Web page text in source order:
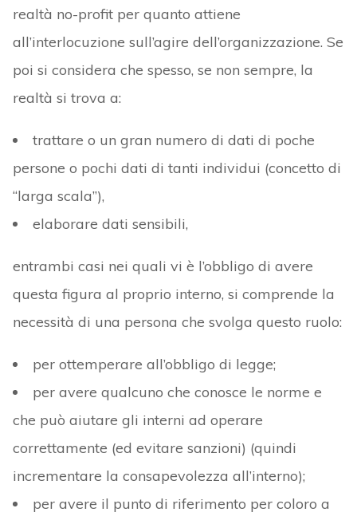
realtà no-profit per quanto attiene
all’interlocuzione sull’agire dell’organizzazione. Se
poi si considera che spesso, se non sempre, la
realtà si trova a:
trattare o un gran numero di dati di poche
persone o pochi dati di tanti individui (concetto di
“larga scala”),
elaborare dati sensibili,
entrambi casi nei quali vi è l’obbligo di avere
questa figura al proprio interno, si comprende la
necessità di una persona che svolga questo ruolo:
per ottemperare all’obbligo di legge;
per avere qualcuno che conosce le norme e
che può aiutare gli interni ad operare
correttamente (ed evitare sanzioni) (quindi
incrementare la consapevolezza all’interno);
per avere il punto di riferimento per coloro a